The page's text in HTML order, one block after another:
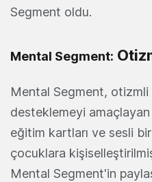
Segment oldu.
Mental Segment:
Mental Segment, otizmli
desteklemeyi
eğitim kartları ve sesli
çocuklara
Mental Segment'in